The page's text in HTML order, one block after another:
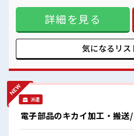
残業はほとんどありません！
分の時間も大切≫ 残業は
いすることもあります♪
人と一緒にプライベー
由で明るすぎたり奇抜
すい制服アリ≫ 制服が
未経験の方も大カンゲ
キルUP・ステップUP目指して
気 少人数ですぐに馴染
詳細を見る
気になるリス
派遣
電子部品のキカイ加工・搬送